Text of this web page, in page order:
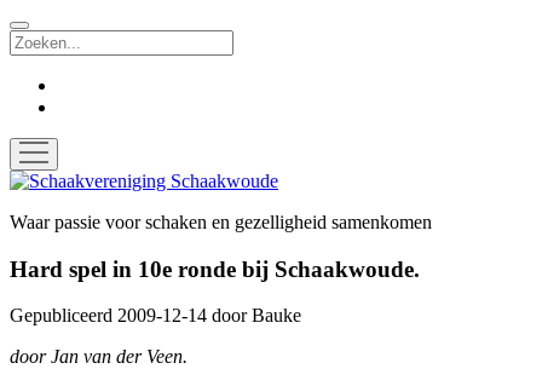
Zoek
open
menu
Schaakvereniging
Waar passie voor schaken en gezelligheid samenkomen
Hard spel in 10e ronde bij Schaakwoude.
Gepubliceerd 2009-12-14 doorBauke
door Jan van der Veen.